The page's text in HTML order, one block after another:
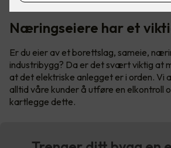
Næringseiere har et
Er du eier av et borettslag, sameie,
industribygg? Da er det svært viktig at
at det elektriske anlegget er i orden. Vi
alltid våre kunder å utføre en elkontroll
kartlegge dette.